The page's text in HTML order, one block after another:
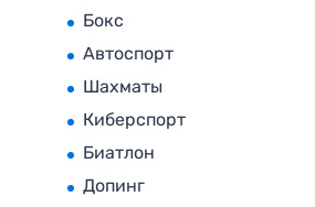
Бокс
Автоспорт
Шахматы
Киберспорт
Биатлон
Допинг